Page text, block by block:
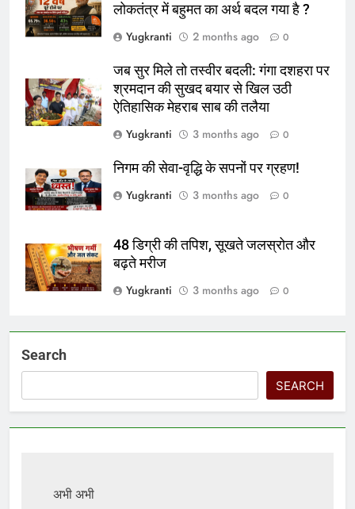
लोकतंत्र में बहुमत का अर्थ बदल गया है ?
Yugkranti
2 months ago 0
जब सुर मिले तो तस्वीर बदली: गंगा दशहरा पर
श्रमदान की सुखद बयार से खिल उठी
ऐतिहासिक मेहराब साब की तलैया
Yugkranti
3 months ago 0
निगम की सेवा-वृद्धि के सपनों पर ग्रहण!
Yugkranti
3 months ago 0
48 डिग्री की तपिश, सूखते जलस्रोत और
बढ़ते मरीज
Yugkranti
3 months ago 0
Search
SEARCH
अभी अभी